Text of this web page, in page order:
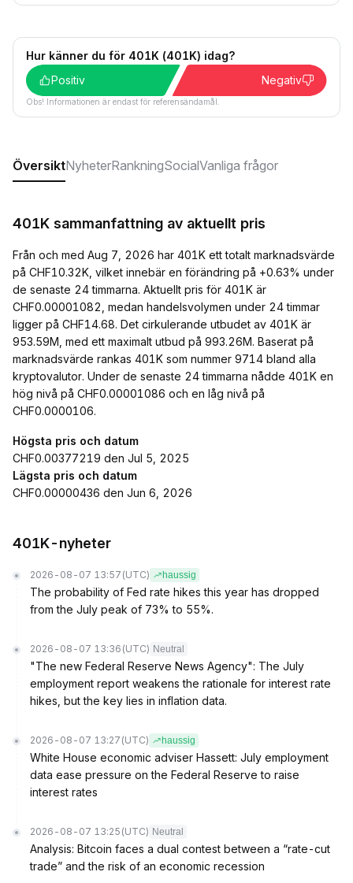
Hur känner du för 401K (401K) idag?
Positiv
Negativ
Obs! Informationen är endast för referensändamål.
ÖversiktNyheterRankningSocialVanliga frågor
401K sammanfattning av aktuellt pris
Från och med Aug 7, 2026 har 401K ett totalt marknadsvärde
på CHF10.32K, vilket innebär en förändring på +0.63% under
de senaste 24 timmarna. Aktuellt pris för 401K är
CHF0.00001082, medan handelsvolymen under 24 timmar
ligger på CHF14.68. Det cirkulerande utbudet av 401K är
953.59M, med ett maximalt utbud på 993.26M. Baserat på
marknadsvärde rankas 401K som nummer 9714 bland alla
kryptovalutor. Under de senaste 24 timmarna nådde 401K en
hög nivå på CHF0.00001086 och en låg nivå på
CHF0.0000106.
Högsta pris och datum
CHF0.00377219 den Jul 5, 2025
Lägsta pris och datum
CHF0.00000436 den Jun 6, 2026
401K-nyheter
2026-08-07 13:57 (UTC) haussig
The probability of Fed rate hikes this year has dropped
from the July peak of 73% to 55%.
2026-08-07 13:36 (UTC) Neutral
"The new Federal Reserve News Agency": The July
employment report weakens the rationale for interest rate
hikes, but the key lies in inflation data.
2026-08-07 13:27 (UTC) haussig
White House economic adviser Hassett: July employment
data ease pressure on the Federal Reserve to raise
interest rates
2026-08-07 13:25 (UTC) Neutral
Analysis: Bitcoin faces a dual contest between a “rate-cut
trade” and the risk of an economic recession